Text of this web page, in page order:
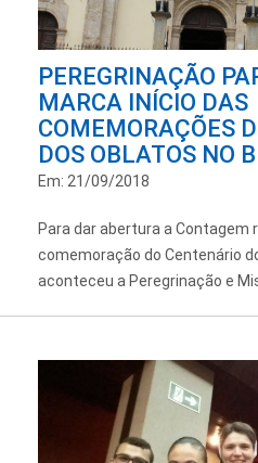
PEREGRINAÇÃO
MARCA INÍCIO DAS
COMEMORAÇÕES
DOS OBLATOS NO
Em: 21/09/2018
Para dar abertura a Contagem
comemoração do Centenário
aconteceu a Peregrinação e